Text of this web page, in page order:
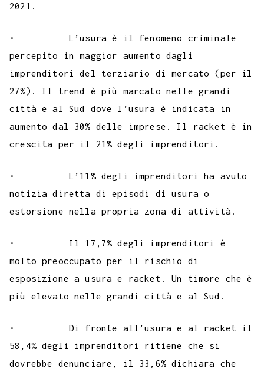
2021.
• L’usura è il fenomeno criminale
percepito in maggior aumento dagli
imprenditori del terziario di mercato (per il
27%). Il trend è più marcato nelle grandi
città e al Sud dove l’usura è indicata in
aumento dal 30% delle imprese. Il racket è in
crescita per il 21% degli imprenditori.
• L’11% degli imprenditori ha avuto
notizia diretta di episodi di usura o
estorsione nella propria zona di attività.
• Il 17,7% degli imprenditori è
molto preoccupato per il rischio di
esposizione a usura e racket. Un timore che è
più elevato nelle grandi città e al Sud.
• Di fronte all’usura e al racket il
58,4% degli imprenditori ritiene che si
dovrebbe denunciare, il 33,6% dichiara che